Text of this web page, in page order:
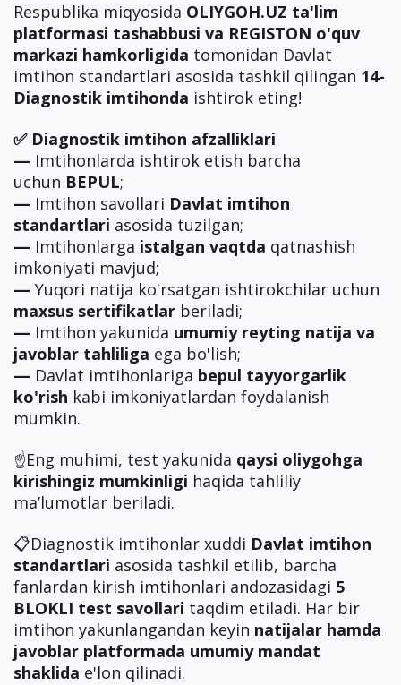
Respublika miqyosida OLIYGOH.UZ ta'lim
platformasi tashabbusi va REGISTON o'quv
markazi hamkorligida tomonidan Davlat
imtihon standartlari asosida tashkil qilingan 14-
Diagnostik imtihonda ishtirok eting!
✅ Diagnostik imtihon afzalliklari
— Imtihonlarda ishtirok etish barcha
uchun BEPUL;
— Imtihon savollari Davlat imtihon
standartlari asosida tuzilgan;
— Imtihonlarga istalgan vaqtda qatnashish
imkoniyati mavjud;
— Yuqori natija ko'rsatgan ishtirokchilar uchun
maxsus sertifikatlar beriladi;
— Imtihon yakunida umumiy reyting natija va
javoblar tahliliga ega bo'lish;
— Davlat imtihonlariga bepul tayyorgarlik
ko'rish kabi imkoniyatlardan foydalanish
mumkin.
☝️Eng muhimi, test yakunida qaysi oliygohga
kirishingiz mumkinligi haqida tahliliy
ma’lumotlar beriladi.
📋Diagnostik imtihonlar xuddi Davlat imtihon
standartlari asosida tashkil etilib, barcha
fanlardan kirish imtihonlari andozasidagi 5
BLOKLI test savollari taqdim etiladi. Har bir
imtihon yakunlangandan keyin natijalar hamda
javoblar platformada umumiy mandat
shaklida e'lon qilinadi.